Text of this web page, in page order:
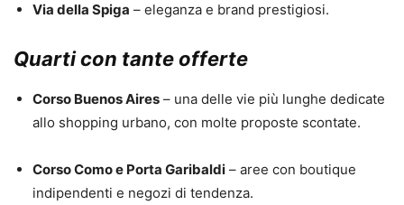
Via della Spiga – eleganza e brand prestigiosi.
Quarti con tante offerte
Corso Buenos Aires – una delle vie più lunghe dedicate
allo shopping urbano, con molte proposte scontate.
Corso Como e Porta Garibaldi – aree con boutique
indipendenti e negozi di tendenza.